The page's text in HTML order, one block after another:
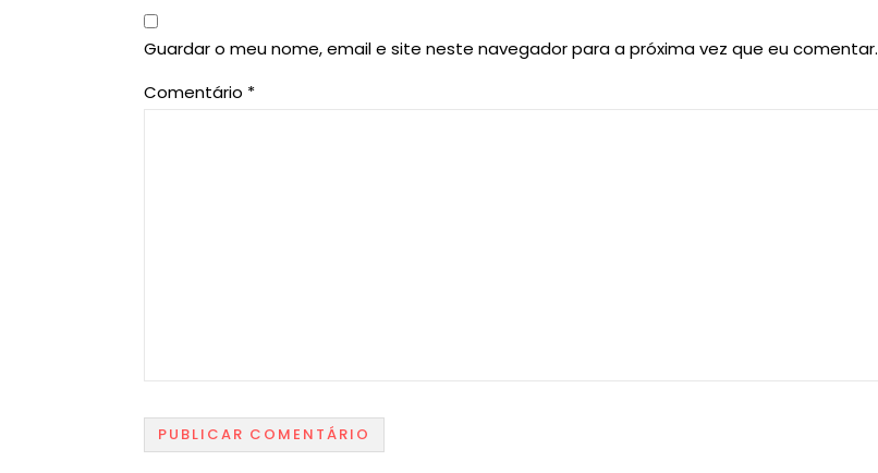
Guardar o meu nome, email e site neste navegador para a próxima vez que eu comentar.
Comentário *